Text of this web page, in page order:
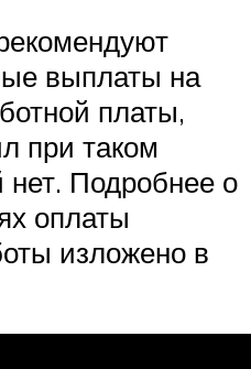
выплаты на
платы,
при таком
Подробнее о
оплаты
изложено в